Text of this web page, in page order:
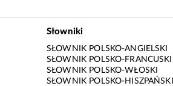
Słowniki
SŁOWNIK POLSKO-ANGIELSKI
SŁOWNIK POLSKO-FRANCUSKI
SŁOWNIK POLSKO-WŁOSKI
SŁOWNIK POLSKO-HISZPAŃSKI